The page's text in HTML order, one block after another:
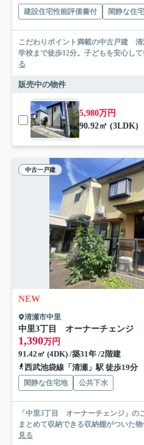
建設住宅性能評価書付 閑静な住
こだわりポイント満載の中古戸建
学校まで徒歩12分。子どもを安心し
る
販売中の物件
5,980万円
90.92㎡ (3LDK)
中古一戸建
NEW
清瀬市中里
中里3丁目 オーナーチェンジ
1,390万円
91.42㎡ (4DK) /築31年 /2階建
西武池袋線「清瀬」駅 徒歩19分
閑静な住宅地 公共下水
「中里3丁目 オーナーチェンジ」の
まとめて収納できる収納棚がついた
見る